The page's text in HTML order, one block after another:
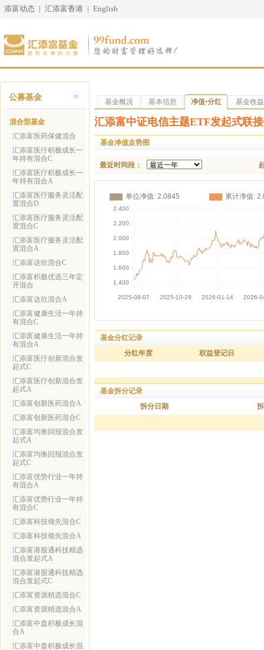
添富动态 | 汇添富香港 | English
公募基金
混合型基金
汇添富医药保健混合
汇添富医疗积极成长一
年持有混合C
汇添富医疗积极成长一
年持有混合A
汇添富医疗服务灵活配
置混合D
汇添富医疗服务灵活配
置混合C
汇添富医疗服务灵活配
置混合A
汇添富达欣混合C
汇添富积极优选三年定
开混合
汇添富达欣混合A
汇添富健康生活一年持
有混合C
汇添富健康生活一年持
有混合A
汇添富医疗创新混合发
起式C
汇添富医疗创新混合发
起式A
汇添富创新医药混合A
汇添富创新医药混合C
汇添富均衡回报混合发
起式A
汇添富均衡回报混合发
起式C
汇添富优势行业一年持
有混合A
汇添富优势行业一年持
有混合C
汇添富科技领先混合C
汇添富科技领先混合A
汇添富港股通科技精选
混合发起式A
汇添富港股通科技精选
混合发起式C
汇添富资源精选混合C
汇添富资源精选混合A
汇添富中盘积极成长混
合A
汇添富中盘积极成长混
基金概况 基本信息 净值•分红 基金收益
汇添富中证电信主题ETF发起式联
基金净值走势图
最近时间段：
基金分红记录
分红年度 权益登记日
基金拆分记录
拆分日期